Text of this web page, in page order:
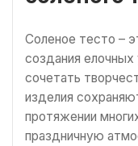
Соленое тесто –
создания
сочетать
изделия
протяжении
праздничную